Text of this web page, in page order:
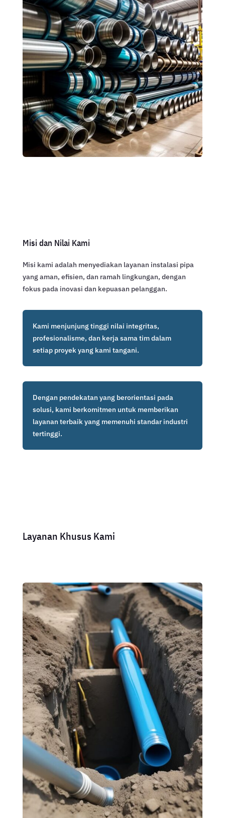
Misi dan Nilai Kami
Misi kami adalah menyediakan layanan instalasi pipa
yang aman, efisien, dan ramah lingkungan, dengan
fokus pada inovasi dan kepuasan pelanggan.
Kami menjunjung tinggi nilai integritas,
profesionalisme, dan kerja sama tim dalam
setiap proyek yang kami tangani.
Dengan pendekatan yang berorientasi pada
solusi, kami berkomitmen untuk memberikan
layanan terbaik yang memenuhi standar industri
tertinggi.
Layanan Khusus Kami